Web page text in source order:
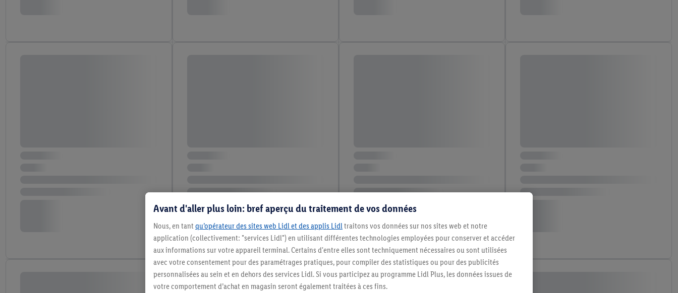
Avant d'aller plus loin: bref aperçu du traitement de vos données
Nous, en tant qu’opérateur des sites web Lidl et des applis Lidltraitons vos données sur nos sites web et notre
application (collectivement: "services Lidl") en utilisant différentes technologies employées pour conserver et accéder
aux informations sur votre appareil terminal. Certains d'entre elles sont techniquement nécessaires ou sont utilisées
avec votre consentement pour des paramétrages pratiques, pour compiler des statistiques ou pour des publicités
personnalisées au sein et en dehors des services Lidl. Si vous participez au programme Lidl Plus, les données issues de
votre comportement d’achat en magasin seront également traitées à ces fins.